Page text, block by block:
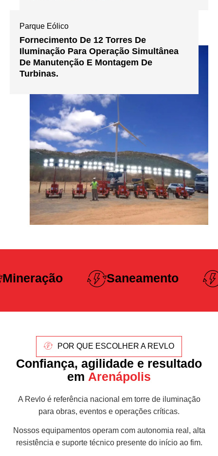
Parque Eólico
Fornecimento De 12 Torres De
Iluminação Para Operação Simultânea
De Manutenção E Montagem De
Turbinas.
Saneamento
Construção
Pesada
POR QUE ESCOLHER A REVLO
Confiança, agilidade e resultado
em Arenápolis
A Revlo é referência nacional em torre de iluminação
para obras, eventos e operações críticas.
Nossos equipamentos operam com autonomia real, alta
resistência e suporte técnico presente do início ao fim.